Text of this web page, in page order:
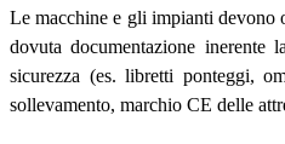
Le macchine e gli impianti devono
dovuta documentazione
sicurezza (es. libretti ponteggi,
sollevamento, marchio CE delle